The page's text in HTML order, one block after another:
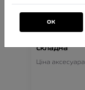
складна
Ціна аксесуара
ОК